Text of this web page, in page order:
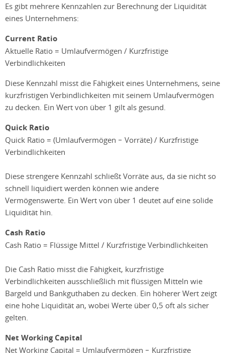
Es gibt mehrere Kennzahlen zur Berechnung der Liquidität
eines Unternehmens:
Current Ratio
Aktuelle Ratio = Umlaufvermögen / Kurzfristige
Verbindlichkeiten
Diese Kennzahl misst die Fähigkeit eines Unternehmens, seine
kurzfristigen Verbindlichkeiten mit seinem Umlaufvermögen
zu decken. Ein Wert von über 1 gilt als gesund.
Quick Ratio
Quick Ratio = (Umlaufvermögen − Vorräte) / Kurzfristige
Verbindlichkeiten
Diese strengere Kennzahl schließt Vorräte aus, da sie nicht so
schnell liquidiert werden können wie andere
Vermögenswerte. Ein Wert von über 1 deutet auf eine solide
Liquidität hin.
Cash Ratio
Cash Ratio = Flüssige Mittel / Kurzfristige Verbindlichkeiten
Die Cash Ratio misst die Fähigkeit, kurzfristige
Verbindlichkeiten ausschließlich mit flüssigen Mitteln wie
Bargeld und Bankguthaben zu decken. Ein höherer Wert zeigt
eine hohe Liquidität an, wobei Werte über 0,5 oft als sicher
gelten.
Net Working Capital
Net Working Capital = Umlaufvermögen − Kurzfristige